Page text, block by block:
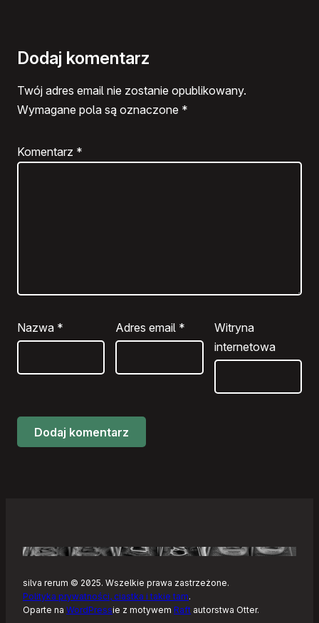
Dodaj komentarz
Twój adres email nie zostanie opublikowany.
Wymagane pola są oznaczone *
Komentarz *
Nazwa * Adres email *
Witryna
internetowa
silva rerum © 2025. Wszelkie prawa zastrzeżone.
Polityka prywatności, ciastka i takie tam.
Oparte na WordPressie z motywem Raft autorstwa Otter.